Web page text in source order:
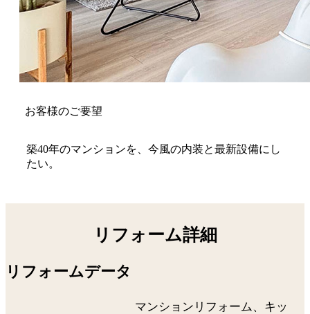
お客様のご要望
築40年のマンションを、今風の内装と最新設備にし
たい。
リフォーム詳細
リフォームデータ
マンションリフォーム、キッ